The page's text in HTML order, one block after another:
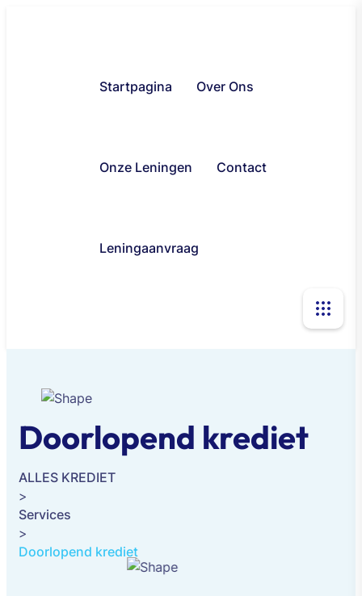
Startpagina Over Ons
Onze Leningen Contact
Leningaanvraag
Doorlopend krediet
ALLES KREDIET
>
Services
>
Doorlopend krediet